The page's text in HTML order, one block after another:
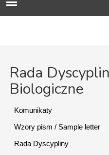
Rada
Biologiczne
Komunikaty
Wzory pism / Sample letter
Rada Dyscypliny